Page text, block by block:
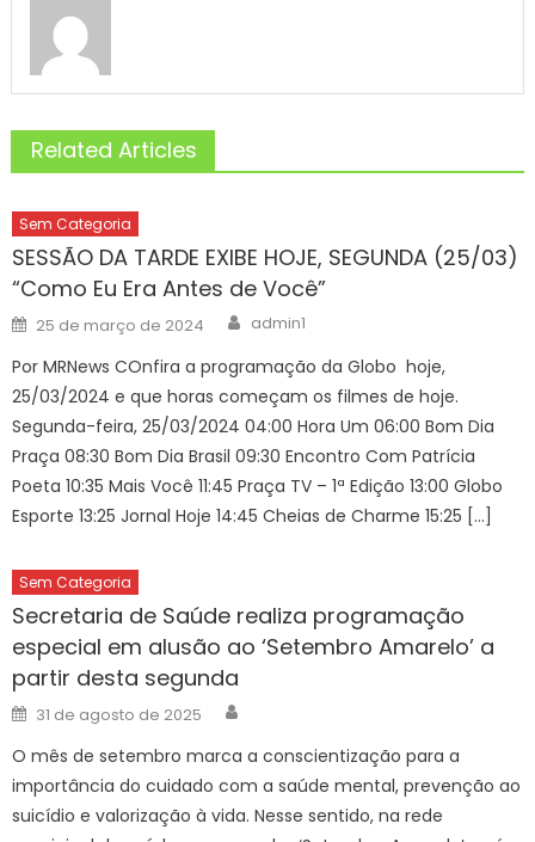
Related Articles
Sem Categoria
SESSÃO DA TARDE EXIBE HOJE, SEGUNDA (25/03)
“Como Eu Era Antes de Você”
Posted
on
25 de março de 2024 Author
admin1
Por MRNews COnfira a programação da Globo hoje,
25/03/2024 e que horas começam os filmes de hoje.
Segunda-feira, 25/03/2024 04:00 Hora Um 06:00 Bom Dia
Praça 08:30 Bom Dia Brasil 09:30 Encontro Com Patrícia
Poeta 10:35 Mais Você 11:45 Praça TV – 1ª Edição 13:00 Globo
Esporte 13:25 Jornal Hoje 14:45 Cheias de Charme 15:25 […]
Sem Categoria
Secretaria de Saúde realiza programação
especial em alusão ao ‘Setembro Amarelo’ a
partir desta segunda
Posted
on
31 de agosto de 2025
O mês de setembro marca a conscientização para a
importância do cuidado com a saúde mental, prevenção ao
suicídio e valorização à vida. Nesse sentido, na rede